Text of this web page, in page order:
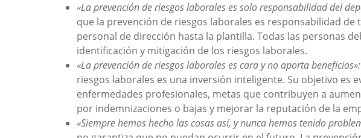
«La prevención de riesgos laborales es solo responsabilidad del
que la prevención de riesgos laborales es responsabilidad de
personal de dirección hasta la plantilla. Todas las personas
identificación y mitigación de los riesgos laborales.
«La prevención de riesgos laborales es cara y no aporta beneficios»:
riesgos laborales es una inversión inteligente. Su objetivo es
enfermedades profesionales, metas que contribuyen a
por indemnizaciones o bajas y mejorar la reputación de la
«Siempre hemos hecho las cosas así, y nunca hemos tenido